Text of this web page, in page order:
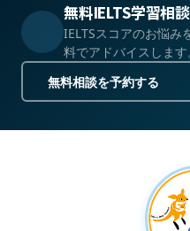
無料IELTS学習相談
IELTSスコアのお悩み
料でアドバイスします
無料相談を予約する